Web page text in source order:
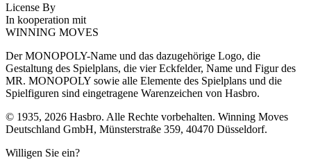
License By
In kooperation mit
WINNING MOVES
Der MONOPOLY-Name und das dazugehörige Logo, die
Gestaltung des Spielplans, die vier Eckfelder, Name und Figur des
MR. MONOPOLY sowie alle Elemente des Spielplans und die
Spielfiguren sind eingetragene Warenzeichen von Hasbro.
© 1935, 2026 Hasbro. Alle Rechte vorbehalten. Winning Moves
Deutschland GmbH, Münsterstraße 359, 40470 Düsseldorf.
Willigen Sie ein?